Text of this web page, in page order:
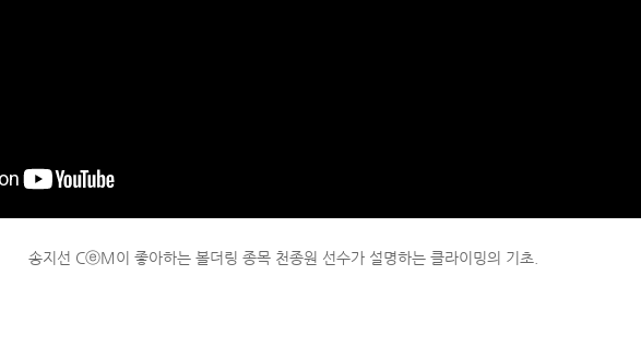
송지선 CⓔM이 좋아하는 볼더링 종목 천종원 선수가 설명하는 클라이밍의 기초.